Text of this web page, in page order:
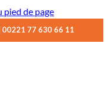
pied de page
77 630 66 11